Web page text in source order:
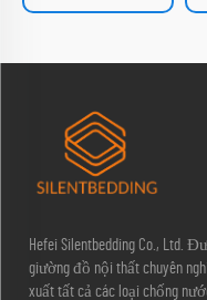
Hefei Silentbedding Co., Ltd.
giường đồ nội thất chuyên
xuất tất cả các loại chống